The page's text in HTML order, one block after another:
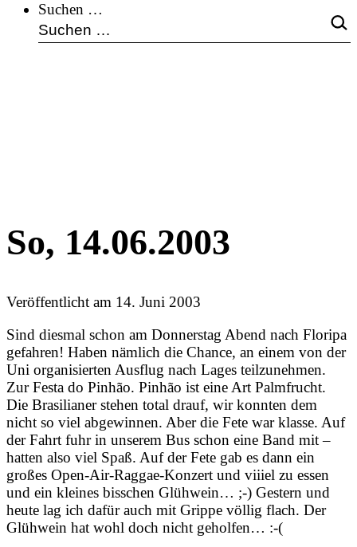
Suchen …
So, 14.06.2003
Veröffentlicht am 14. Juni 2003
Sind diesmal schon am Donnerstag Abend nach Floripa
gefahren! Haben nämlich die Chance, an einem von der
Uni organisierten Ausflug nach Lages teilzunehmen.
Zur Festa do Pinhão. Pinhão ist eine Art Palmfrucht.
Die Brasilianer stehen total drauf, wir konnten dem
nicht so viel abgewinnen. Aber die Fete war klasse. Auf
der Fahrt fuhr in unserem Bus schon eine Band mit –
hatten also viel Spaß. Auf der Fete gab es dann ein
großes Open-Air-Raggae-Konzert und viiiel zu essen
und ein kleines bisschen Glühwein… ;-) Gestern und
heute lag ich dafür auch mit Grippe völlig flach. Der
Glühwein hat wohl doch nicht geholfen… :-(